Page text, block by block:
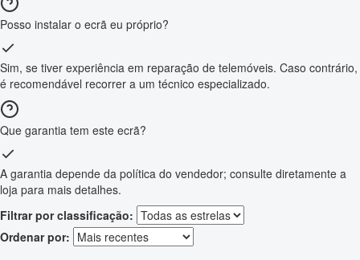
Posso instalar o ecrã eu próprio?
Sim, se tiver experiência em reparação de telemóveis. Caso contrário,
é recomendável recorrer a um técnico especializado.
Que garantia tem este ecrã?
A garantia depende da política do vendedor; consulte diretamente a
loja para mais detalhes.
Filtrar por classificação:
Ordenar por: